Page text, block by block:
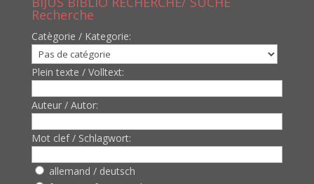
Recherche
Catègorie / Kategorie:
Plein texte / Volltext:
Auteur / Autor:
Mot clef / Schlagwort:
allemand / deutsch